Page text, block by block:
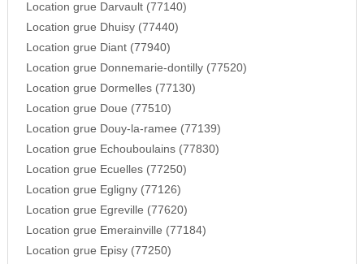
Location grue Darvault (77140)
Location grue Dhuisy (77440)
Location grue Diant (77940)
Location grue Donnemarie-dontilly (77520)
Location grue Dormelles (77130)
Location grue Doue (77510)
Location grue Douy-la-ramee (77139)
Location grue Echouboulains (77830)
Location grue Ecuelles (77250)
Location grue Egligny (77126)
Location grue Egreville (77620)
Location grue Emerainville (77184)
Location grue Episy (77250)